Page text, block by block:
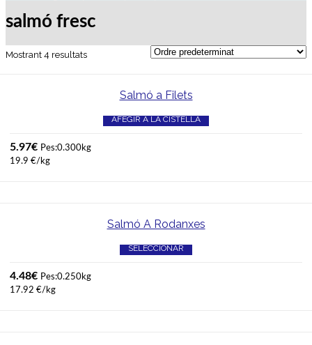
salmó fresc
Mostrant 4 resultats
Salmó a Filets
AFEGIR A LA CISTELLA
5.97€ Pes:0.300kg
19.9 €/kg
Salmó A Rodanxes
SELECCIONAR
4.48€ Pes:0.250kg
17.92 €/kg